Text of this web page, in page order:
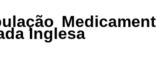
Inglesa